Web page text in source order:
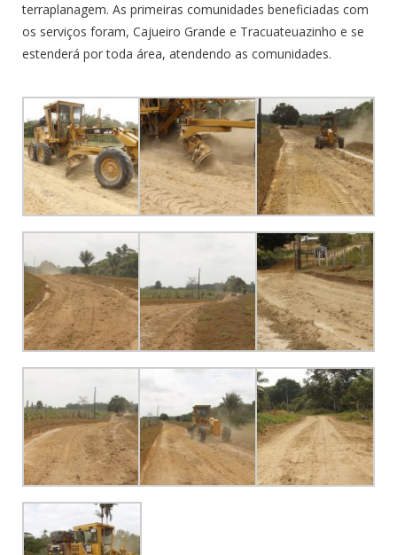
terraplanagem. As primeiras comunidades beneficiadas com
os serviços foram, Cajueiro Grande e Tracuateuazinho e se
estenderá por toda área, atendendo as comunidades.